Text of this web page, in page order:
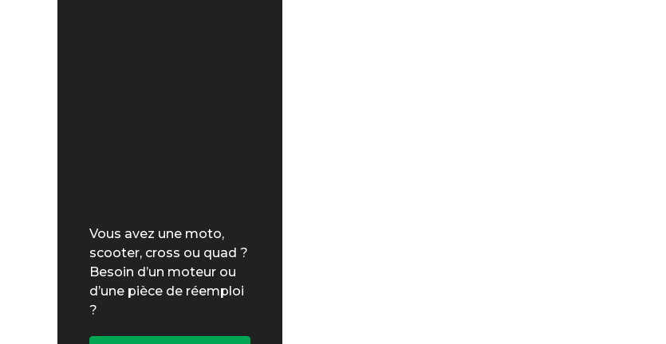
Vous avez une moto,
scooter, cross ou quad ?
Besoin d’un moteur ou
d’une pièce de réemploi
?